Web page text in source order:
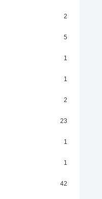
2
5
1
1
2
23
1
1
42